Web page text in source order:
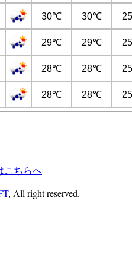
30℃ 30℃
29℃ 29℃
28℃ 28℃
28℃ 28℃
こちらへ
, All right reserved.